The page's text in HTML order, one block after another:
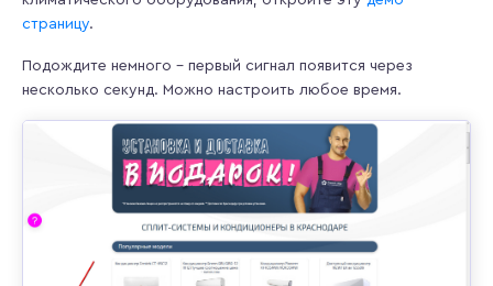
страницу.
Подождите немного – первый сигнал появится через
несколько секунд. Можно настроить любое время.